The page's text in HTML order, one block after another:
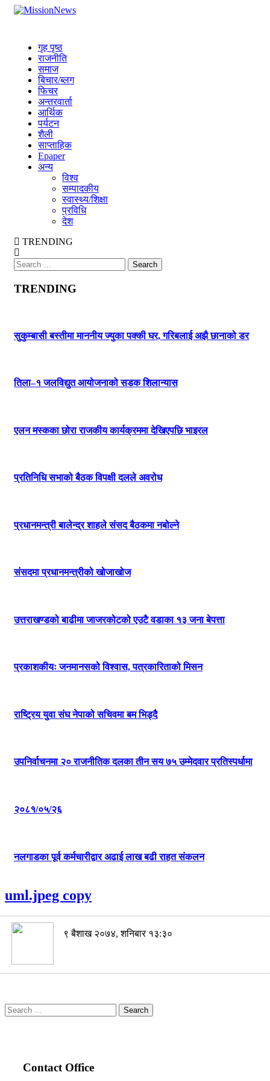
Skip
गृह पृष्ठ
राजनीति
समाज
बिचार/ब्लग
फिचर
अन्तरवार्ता
आर्थिक
पर्यटन
शैली
साप्ताहिक
Epaper
अन्य
विश्व
सम्पादकीय
स्वास्थ्य/शिक्षा
प्रविधि
देश
TRENDING
Search
for:
TRENDING
सुकुम्बासी बस्तीमा माननीय ज्युका पक्की घर, गरिबलाई अझै छानाको डर
तिला–१ जलविद्युत आयोजनाको सडक शिलान्यास
एलन मस्कका छोरा राजकीय कार्यक्रममा देखिएपछि भाइरल
प्रतिनिधि सभाको बैठक विपक्षी दलले अवरोध
प्रधानमन्त्री बालेन्द्र शाहले संसद बैठकमा नबोल्ने
संसदमा प्रधानमन्त्रीको खोजाखोज
उत्तराखण्डको बाढीमा जाजरकोटको एउटै वडाका १३ जना बेपत्ता
प्रकाशकीयः जनमानसको विश्वास, पत्रकारिताको मिसन
राष्ट्रिय युवा संघ नेपाको सचिवमा बम भिड्दै
उपनिर्वाचनमा २० राजनीतिक दलका तीन सय ७५ उम्मेदवार प्रतिस्पर्धामा
२०८१/०५/२६
नलगाडका पूर्व कर्मचारीद्वार अढाई लाख बढी राहत संकलन
uml.jpeg copy
९ बैशाख २०७४, शनिबार १३:३०
Search
for:
Contact Office